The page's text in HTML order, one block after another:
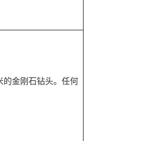
金刚石钻头。任何